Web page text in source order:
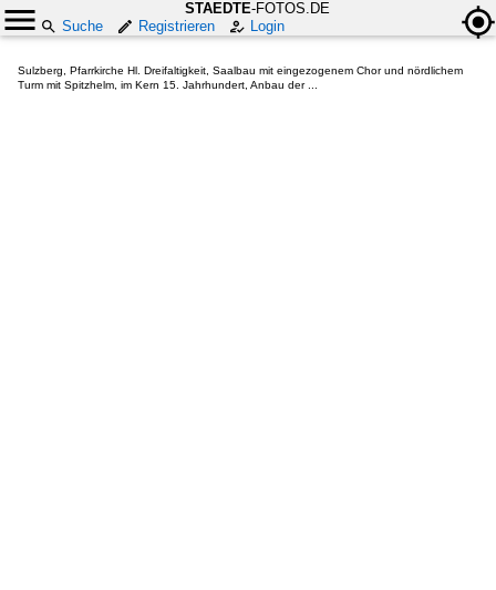
STAEDTE-FOTOS.DE
Suche
Registrieren Login
Sulzberg, Pfarrkirche Hl. Dreifaltigkeit, Saalbau mit eingezogenem Chor und nördlichem
Turm mit Spitzhelm, im Kern 15. Jahrhundert, Anbau der ...